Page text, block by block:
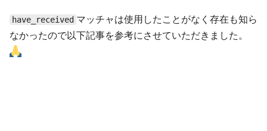
have_received マッチャは使用したことがなく存在も知ら
なかったので以下記事を参考にさせていただきました。